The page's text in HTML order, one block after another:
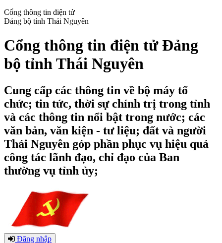
Cổng thông tin điện tử
Đảng bộ tỉnh Thái Nguyên
Cổng thông tin điện tử Đảng
bộ tỉnh Thái Nguyên
Cung cấp các thông tin về bộ máy tổ
chức; tin tức, thời sự chính trị trong tỉnh
và các thông tin nổi bật trong nước; các
văn bản, văn kiện - tư liệu; đất và người
Thái Nguyên góp phần phục vụ hiệu quả
công tác lãnh đạo, chỉ đạo của Ban
thường vụ tỉnh ủy;
Đăng nhập